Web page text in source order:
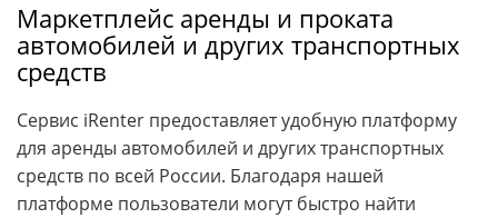
Маркетплейс аренды и проката
автомобилей и других транспортных
средств
Сервис iRenter предоставляет удобную платформу
для аренды автомобилей и других транспортных
средств по всей России. Благодаря нашей
платформе пользователи могут быстро найти